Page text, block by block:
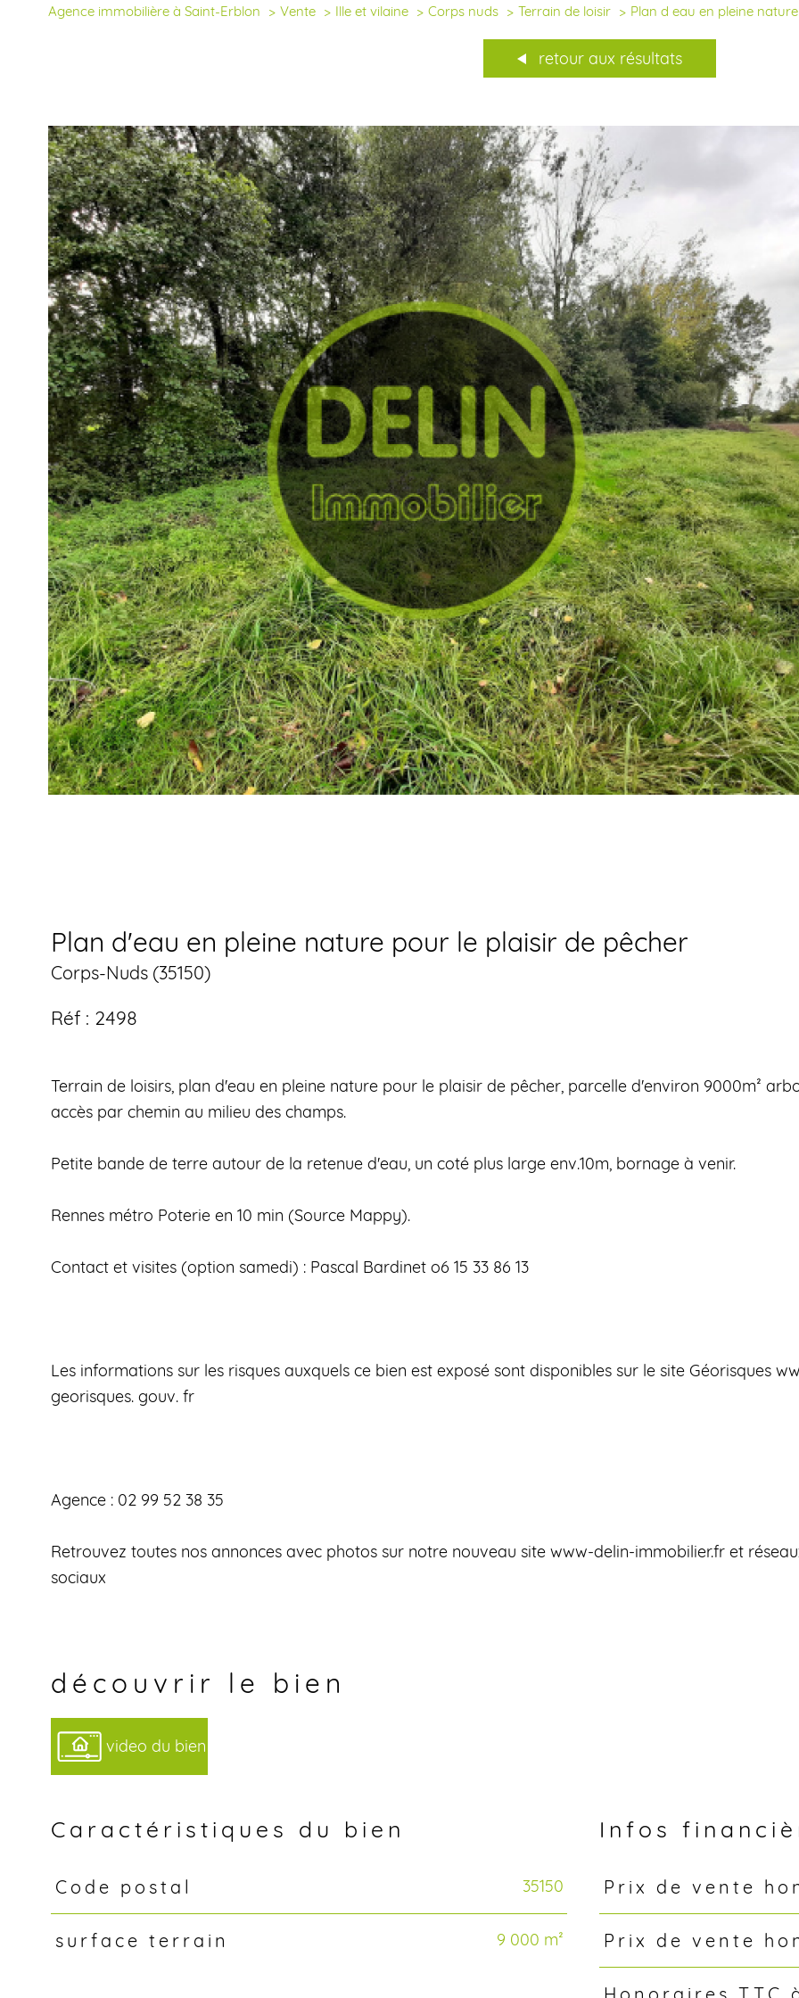
Agence immobilière à Saint-Erblon Vente Ille et vilaine Corps nuds Terrain de loisir Plan d eau en pleine
retour aux résultats
Plan d'eau en pleine nature pour le plaisir de pêcher
Corps-Nuds (35150)
Réf : 2498
Terrain de loisirs, plan d'eau en pleine nature pour le plaisir de pêcher, parcelle d'environ 9000m²
accès par chemin au milieu des champs.
Petite bande de terre autour de la retenue d'eau, un coté plus large env.10m, bornage à venir.
Rennes métro Poterie en 10 min (Source Mappy).
Contact et visites (option samedi) : Pascal Bardinet o6 15 33 86 13
Les informations sur les risques auxquels ce bien est exposé sont disponibles sur le site Géorisques
georisques. gouv. fr
Agence : 02 99 52 38 35
Retrouvez toutes nos annonces avec photos sur notre nouveau site www-delin-immobilier.fr et
sociaux
découvrir le bien
video du bien
Caractéristiques du bien
Caractéristiques Valeurs
Code postal 35150
surface terrain 9 000 m²
Infos
Caractéristiques Valeurs
Prix de vente
Prix de vente